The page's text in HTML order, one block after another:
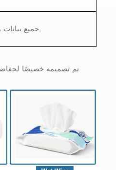
جميع بيانات هذه الدفعة من البضائع طبيعية. الحكم: مؤهل.